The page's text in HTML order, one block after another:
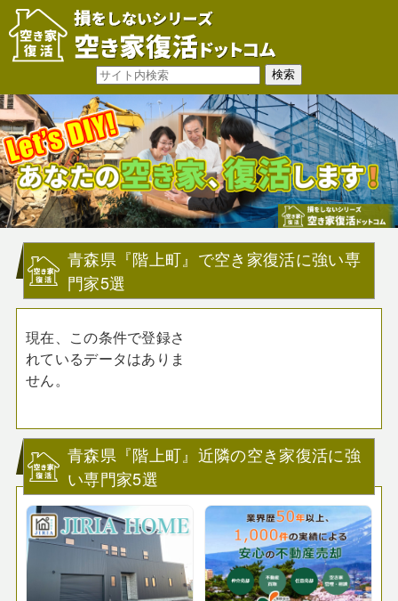
青森県『階上町』で空き家復活に強い専
門家5選
現在、この条件で登録さ
れているデータはありま
せん。
青森県『階上町』近隣の空き家復活に強
い専門家5選